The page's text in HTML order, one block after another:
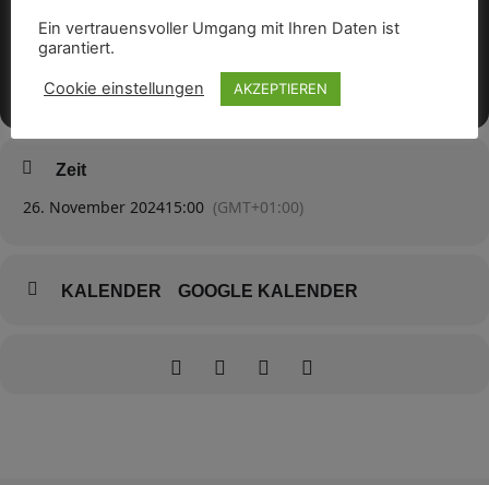
Zeit
26. November 202415:00 (GMT+01:00)
KALENDER GOOGLE KALENDER
Ein vertrauensvoller Umgang mit Ihren Daten ist
garantiert.
Cookie einstellungen AKZEPTIEREN